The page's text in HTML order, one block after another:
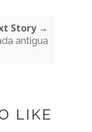
Story →
antigua
LIKE